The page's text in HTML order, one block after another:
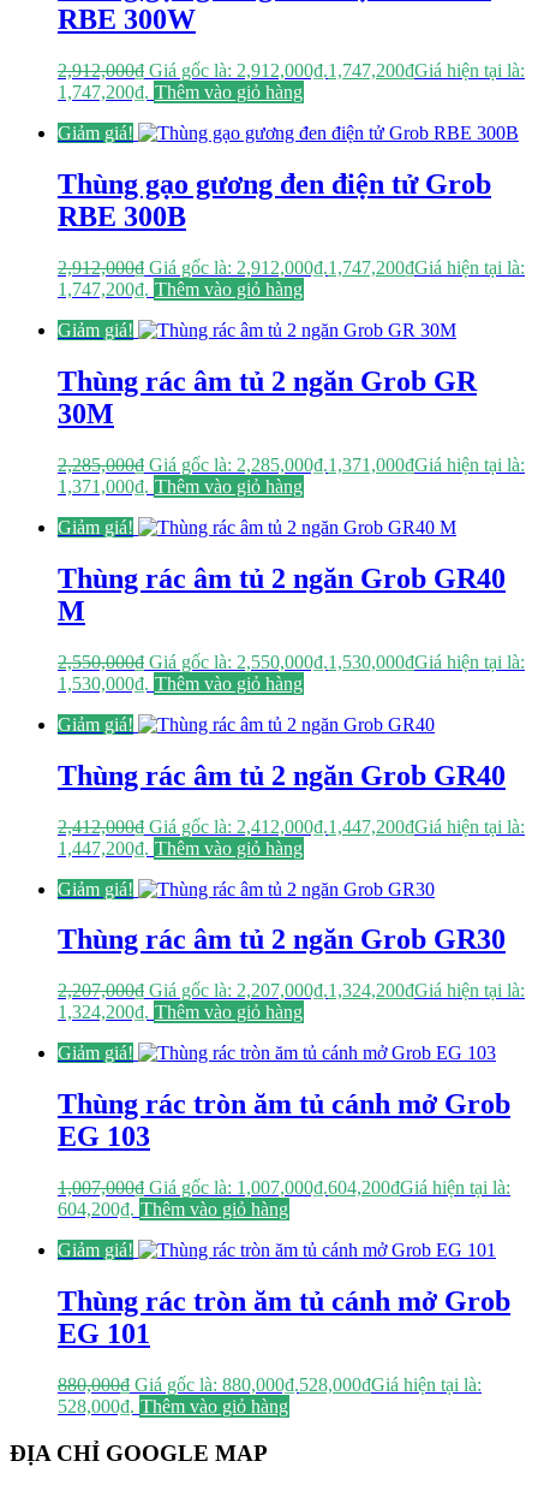
RBE 300W
2,912,000₫ Giá gốc là: 2,912,000₫.1,747,200₫Giá hiện tại là:
1,747,200₫. Thêm vào giỏ hàng
Giảm giá!
Thùng gạo gương đen điện tử Grob
RBE 300B
2,912,000₫ Giá gốc là: 2,912,000₫.1,747,200₫Giá hiện tại là:
1,747,200₫. Thêm vào giỏ hàng
Giảm giá!
Thùng rác âm tủ 2 ngăn Grob GR
30M
2,285,000₫ Giá gốc là: 2,285,000₫.1,371,000₫Giá hiện tại là:
1,371,000₫. Thêm vào giỏ hàng
Giảm giá!
Thùng rác âm tủ 2 ngăn Grob GR40
M
2,550,000₫ Giá gốc là: 2,550,000₫.1,530,000₫Giá hiện tại là:
1,530,000₫. Thêm vào giỏ hàng
Giảm giá!
Thùng rác âm tủ 2 ngăn Grob GR40
2,412,000₫ Giá gốc là: 2,412,000₫.1,447,200₫Giá hiện tại là:
1,447,200₫. Thêm vào giỏ hàng
Giảm giá!
Thùng rác âm tủ 2 ngăn Grob GR30
2,207,000₫ Giá gốc là: 2,207,000₫.1,324,200₫Giá hiện tại là:
1,324,200₫. Thêm vào giỏ hàng
Giảm giá!
Thùng rác tròn ăm tủ cánh mở Grob
EG 103
1,007,000₫ Giá gốc là: 1,007,000₫.604,200₫Giá hiện tại là:
604,200₫. Thêm vào giỏ hàng
Giảm giá!
Thùng rác tròn ăm tủ cánh mở Grob
EG 101
880,000₫ Giá gốc là: 880,000₫.528,000₫Giá hiện tại là:
528,000₫. Thêm vào giỏ hàng
ĐỊA CHỈ GOOGLE MAP